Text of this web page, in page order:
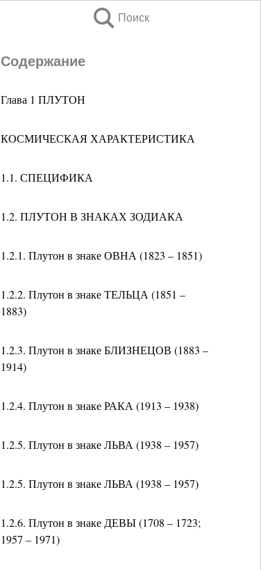
Поиск
Содержание
Глава 1 ПЛУТОН
КОСМИЧЕСКАЯ ХАРАКТЕРИСТИКА
1.1. СПЕЦИФИКА
1.2. ПЛУТОН В ЗНАКАХ ЗОДИАКА
1.2.1. Плутон в знаке ОВНА (1823 – 1851)
1.2.2. Плутон в знаке ТЕЛЬЦА (1851 –
1883)
1.2.3. Плутон в знаке БЛИЗНЕЦОВ (1883 –
1914)
1.2.4. Плутон в знаке РАКА (1913 – 1938)
1.2.5. Плутон в знаке ЛЬВА (1938 – 1957)
1.2.5. Плутон в знаке ЛЬВА (1938 – 1957)
1.2.6. Плутон в знаке ДЕВЫ (1708 – 1723;
1957 – 1971)